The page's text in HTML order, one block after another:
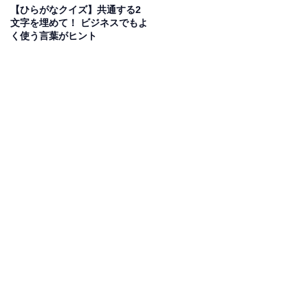
【ひらがなクイズ】共通する2
文字を埋めて！ ビジネスでもよ
く使う言葉がヒント